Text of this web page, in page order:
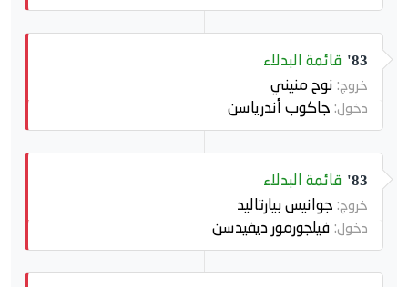
83' قائمة البدلاء
خروج: نوح منيني
دخول: جاكوب أندرياسن
83' قائمة البدلاء
خروج: جوانيس بيارتاليد
دخول: فيلجورمور ديفيدسن